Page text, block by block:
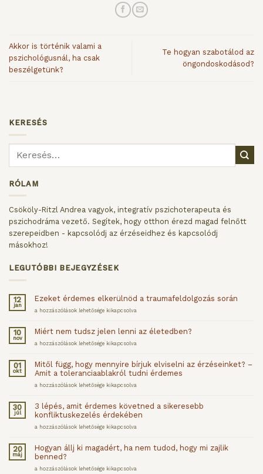
Akkor is történik valami a
pszichológusnál, ha csak
beszélgetünk?
Te hogyan szabotálod az
öngondoskodásod?
KERESÉS
RÓLAM
Csököly-Ritzl Andrea vagyok, integratív pszichoterapeuta és
pszichodráma vezető. Segítek, hogy otthon érezd magad felnőtt
szerepeidben - kapcsolódj az érzéseidhez és kapcsolódj
másokhoz!
LEGUTÓBBI BEJEGYZÉSEK
12
jan
Ezeket érdemes elkerülnöd a traumafeldolgozás során
Ezeket
elkerülnöd
a
traumafeldolgozás
a hozzászólások lehetősége kikapcsolva
10
nov
Miért nem tudsz jelen lenni az életedben?
Miért
jelen
lenni
az
a hozzászólások lehetősége kikapcsolva
01
okt
Mitől függ, hogy mennyire bírjuk elviselni az érzéseinket? –
Amit a toleranciaablakról tudni érdemes
Mitől
mennyire
bírjuk
elviselni
–
Amit
a
a hozzászólások lehetősége kikapcsolva
30
júl
3 lépés, amit érdemes követned a sikeresebb
konfliktuskezelés érdekében
3
érdemes
követned
a
a hozzászólások lehetősége kikapcsolva
20
máj
Hogyan állj ki magadért, ha nem tudod, hogy mi zajlik
benned?
Hogyan
a hozzászólások lehetősége kikapcsolva